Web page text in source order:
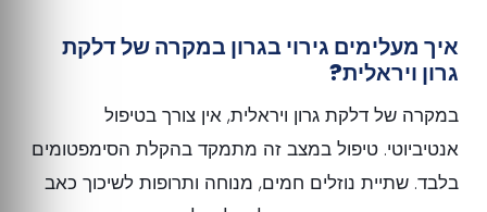
איך מעלימים גירוי בגרון במקרה של דלקת
גרון ויראלית?
במקרה של דלקת גרון ויראלית, אין צורך בטיפול
אנטיביוטי. טיפול במצב זה מתמקד בהקלת הסימפטומים
בלבד. שתיית נוזלים חמים, מנוחה ותרופות לשיכוך כאב